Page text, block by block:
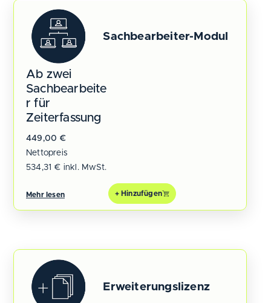
Sachbearbeiter-Modul
Ab zwei
Sachbearbeite
r für
Zeiterfassung
449,00 €
Nettopreis
534,31 € inkl. MwSt.
Mehr lesen + Hinzufügen
Erweiterungslizenz